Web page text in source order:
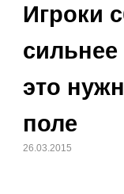
Игроки
это
поле
26.03.2015